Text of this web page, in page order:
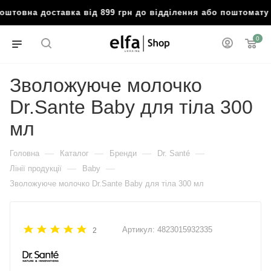
доставка від 899 грн до відділення або поштомату
0
Зволожуюче молочко
Dr.Sante Baby для тіла 300
мл
Головна — Каталог — Бренди — Dr. Santé —
Лінії продукції — Baby —
Зволожуюче молочко Dr.Sante Baby для тіла 300 мл
2 Артикул: 4823015932335